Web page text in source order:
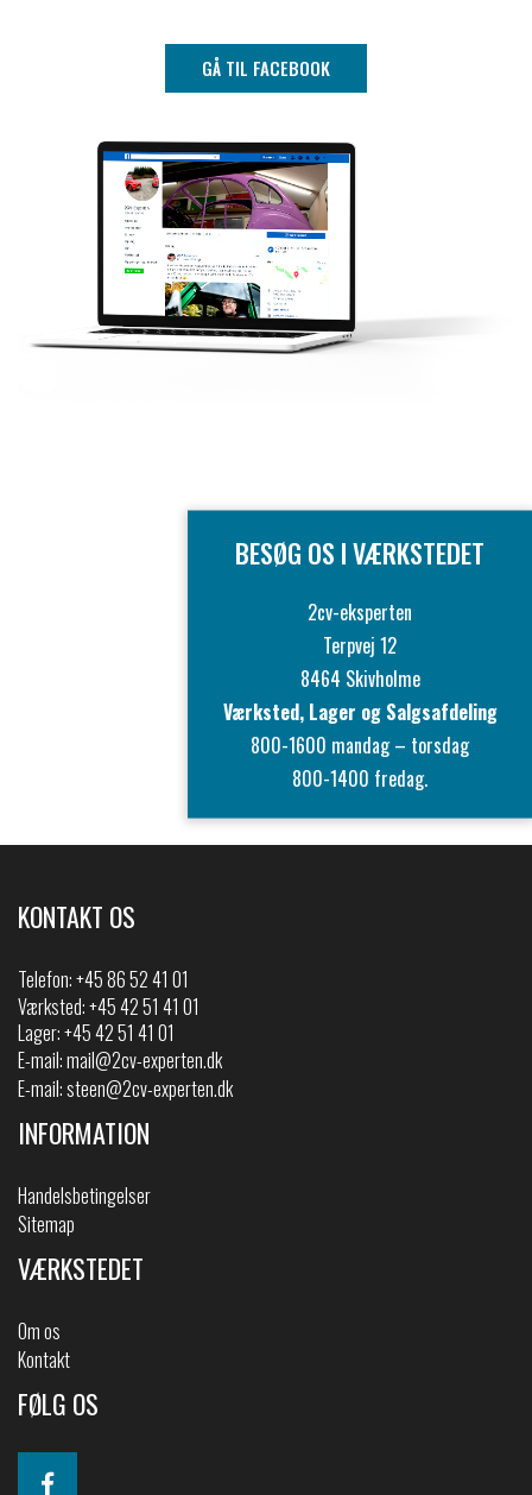
GÅ TIL FACEBOOK
BESØG OS I VÆRKSTEDET
2cv-eksperten
Terpvej 12
8464 Skivholme
Værksted, Lager og Salgsafdeling
800-1600 mandag – torsdag
800-1400 fredag.
KONTAKT OS
Telefon:+45 86 52 41 01
Værksted: +45 42 51 41 01
Lager: +45 42 51 41 01
E-mail:mail@2cv-experten.dk
E-mail:steen@2cv-experten.dk
INFORMATION
Handelsbetingelser
Sitemap
VÆRKSTEDET
Om os
Kontakt
FØLG OS